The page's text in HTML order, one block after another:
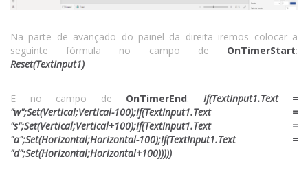
Na parte de avançado do painel da direita iremos colocar a
seguinte fórmula no campo de OnTimerStart:
Reset(TextInput1)
E no campo de OnTimerEnd: If(TextInput1.Text =
"w";Set(Vertical;Vertical-100);If(TextInput1.Text =
"s";Set(Vertical;Vertical+100);If(TextInput1.Text =
"a";Set(Horizontal;Horizontal-100);If(TextInput1.Text =
"d";Set(Horizontal;Horizontal+100)))))